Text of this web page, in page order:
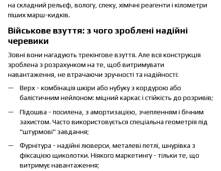
на складний рельєф, вологу, спеку, хімічні реагенти і кілометри
піших марш-кидків.
Військове взуття: з чого зроблені надійні
черевики
Зовні вони нагадують трекінгове взуття. Але вся конструкція
зроблена з розрахунком на те, щоб витримувати
навантаження, не втрачаючи зручності та надійності:
Верх - комбінація шкіри або нубуку з кордурою або
балістичним нейлоном: міцний каркас і стійкість до розривів;
Підошва - посилена, з амортизацією, зчепленням і бічним
захистом. Часто використовується спеціальна геометрія під
"штурмові" завдання;
Фурнітура - надійні люверси, металеві петлі, шнурівка з
фіксацією щиколотки. Ніякого маркетингу - тільки те, що
витримує навантаження;